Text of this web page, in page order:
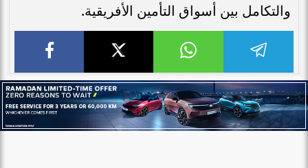
والتكامل بين أسواق التأمين الأفريقية.